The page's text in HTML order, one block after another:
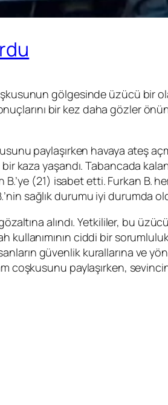
gölgesinde üzücü bir
bir kez daha gözler
paylaşırken havaya ateş
kaza yaşandı. Tabancada
(21) isabet etti. Furkan B.
sağlık durumu iyi durumda
alındı. Yetkililer, bu
kullanımının ciddi bir
güvenlik kurallarına ve
coşkusunu paylaşırken,